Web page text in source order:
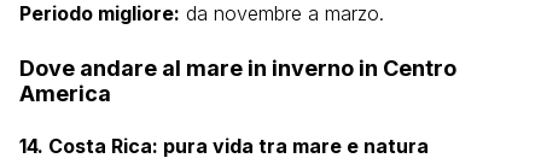
Periodo migliore: da novembre a marzo.
Dove andare al mare in inverno in Centro
America
14. Costa Rica: pura vida tra mare e natura